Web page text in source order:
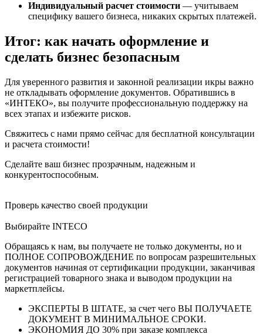
Индивидуальный расчет стоимости — учитываем
специфику вашего бизнеса, никаких скрытых платежей.
Итог: как начать оформление и
сделать бизнес безопасным
Для уверенного развития и законной реализации икры важно
не откладывать оформление документов. Обратившись в
«ИНТЕКО», вы получите профессиональную поддержку на
всех этапах и избежите рисков.
Свяжитесь с нами прямо сейчас для бесплатной консультации
и расчета стоимости!
Сделайте ваш бизнес прозрачным, надежным и
конкурентоспособным.
Проверь качество своей продукции
Выбирайте INTECO
Обращаясь к нам, вы получаете не только документы, но и
ПОЛНОЕ СОПРОВОЖДЕНИЕ по вопросам разрешительных
документов начиная от сертификации продукции, заканчивая
регистрацией товарного знака и выводом продукции на
маркетплейсы.
ЭКСПЕРТЫ В ШТАТЕ, за счет чего ВЫ ПОЛУЧАЕТЕ
ДОКУМЕНТ В МИНИМАЛЬНОЕ СРОКИ.
ЭКОНОМИЯ ДО 30% при заказе комплекса